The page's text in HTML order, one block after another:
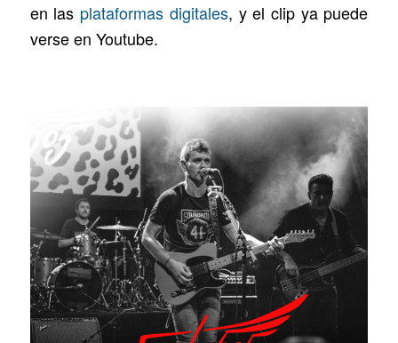
en las plataformas digitales, y el clip ya puede
verse en Youtube.